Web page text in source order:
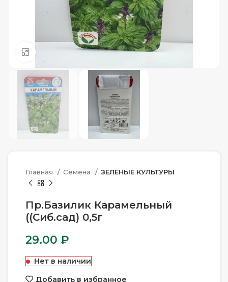
Нажмите, чтобы увеличить
Главная Семена ЗЕЛЕНЫЕ КУЛЬТУРЫ
Пр.Базилик Карамельный
((Сиб.сад) 0,5г
29.00 ₽
Нет в наличии
Добавить в избранное